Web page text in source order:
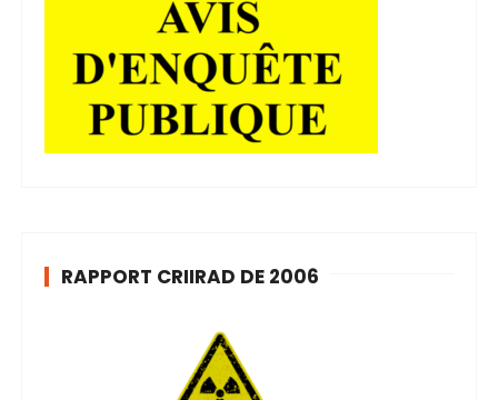
RAPPORT CRIIRAD DE 2006